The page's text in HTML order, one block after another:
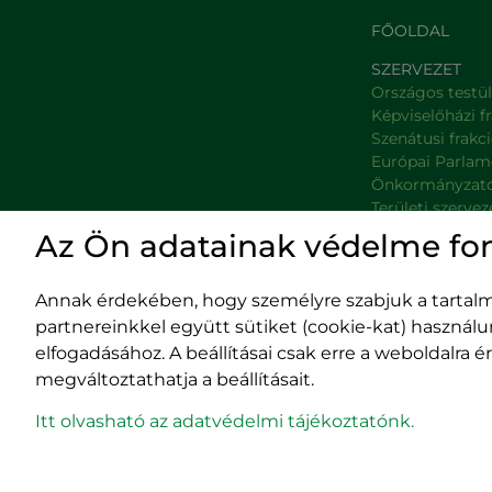
FŐOLDAL
SZERVEZET
Országos
Képviselőházi
Szenátusi
Európai
Területi
Platformok
Impresszum
Adatvédelmi szabályzat
Fürdő (Card. Iuliu
Az Ön adatainak védelme
Annak érdekében, hogy személyre szabjuk a
partnereinkkel együtt sütiket (cookie-kat)
elfogadásához. A beállításai csak erre a weboldalra
megváltoztathatja a beállításait.
Itt olvasható az adatvédelmi tájékoztatónk.